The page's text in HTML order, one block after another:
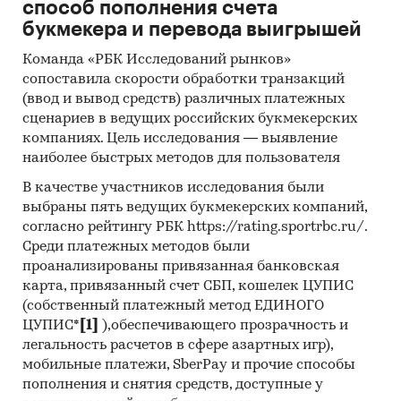
GMBH, HOLLAND NOVOCHEM B.V., INNOSPEC
LEUNA GMBH, SASOL WAX GMBH, GLEITSMANN
CHEMICALS CO., LTD, KAHL GMBH & CO. KG,
KEMIRA CHEMICALS (YANZHOU) CO., LTD,
LARCHFIELD LSN LTD, KEMIRA HONG KONG CO.,
LTD, SER S.P.A., KCI LTD, BYK NETHERLANDS B.V.,
ERCA WILMAR COSMETIC INGREDIENTS SP. Z.O.O.,
CHEMSON KIMYASAL URUNLER INS SAN VE TIC
A.S., LUBRIZOL DEUTSCHLAND GMBH, CLARIANT
INTERNATIONAL AG, FLEXO TECH JSC, MARCUS
OILS & CHEMICALS PVT LTD, FUCHS
LUBRICANTES S.A.U., VEKTAN-TRAIDING LLC,
CLARIANT SE, PROCTER & GAMBLE
INTERNATIONAL OPERATIONS S.A.
В разделе `Экспорт` рассмотрены российские
экспортеры:
способ пополнения счета
букмекера и перевода выигрышей
Команда «РБК Исследований рынков»
сопоставила скорости обработки транзакций
(ввод и вывод средств) различных платежных
сценариев в ведущих российских букмекерских
компаниях. Цель исследования — выявление
наиболее быстрых методов для пользователя
В качестве участников исследования были
выбраны пять ведущих букмекерских компаний,
согласно рейтингу РБК https://rating.sportrbc.ru/.
Среди платежных методов были
проанализированы привязанная банковская
карта, привязанный счет СБП, кошелек ЦУПИС
(собственный платежный метод ЕДИНОГО
ЦУПИС* [1]
),обеспечивающего прозрачность и
легальность расчетов в сфере азартных игр),
мобильные платежи, SberPay и прочие способы
пополнения и снятия средств, доступные у